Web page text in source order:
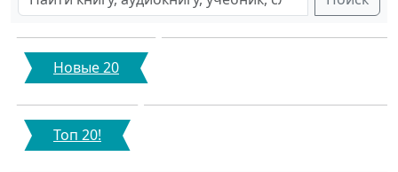
Новые 20
Топ 20!